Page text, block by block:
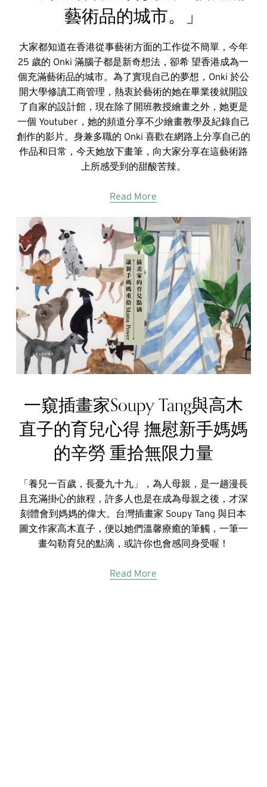
藝術品的城市。」
大家都知道在香港從事藝術方面的工作從不簡單，今年
25 歲的 Onki 滿腦子都是新奇想法，卻希 望香港成為一
個充滿藝術品的城市。為了實現自己的夢想，Onki 於公
開大學修讀工商管理，熱衷於藝術的她在畢業後就開設
了自家的設計館，現在除了開班教授繪畫之外，她更是
一個 Youtuber，她的頻道分享不少繪畫教學及紀錄自己
創作的影片。身兼多職的 Onki 喜歡在網路上分享自己的
作品和日常，今天她放下畫筆，向大家分享在這藝術路
上所感受到的甜酸苦辣。
Read More
一窺插畫家Soupy Tang與高木
直子的育兒心得 撫慰新手媽媽
的辛勞 重拾無限力量
「養兒一百歲，長憂九十九」，為人母親，是一趟漫長
且充滿掛心的旅程，許多人也是在成為母親之後，才深
刻體會到媽媽的偉大。台灣插畫家 Soupy Tang 與日本
圖文作家高木直子，便以她們溫馨療癒的筆觸，一筆一
畫勾勒育兒的點滴，或許你也會感同身受喔！
Read More